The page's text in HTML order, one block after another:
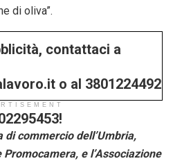
di oliva”.
contattaci a
o al 3801224492
di commercio dell’Umbria,
Promocamera, e l’Associazione